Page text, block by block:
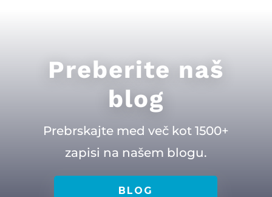
Preberite naš
blog
Prebrskajte med več kot 1500+
zapisi na našem blogu.
BLOG